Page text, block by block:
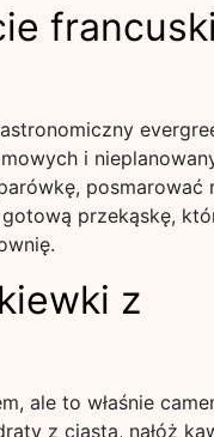
i
posmarować
przekąskę,
z
ale to właśnie
z ciasta, nałóż